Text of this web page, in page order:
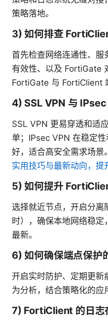
策略落地。
3) 如何排查
首先检查网络连通性、服
有效性、以及 FortiGate
FortiGate 与 FortiClient
4) SSL VPN 与 IPsec
SSL VPN 更易穿透和适
单；IPsec VPN 在稳定
好，适合高安全需求场景
实用技巧与最新动向，提
5) 如何提升
选择就近节点，开启分离
时），确保本地网络稳
最新。
6) 如何确保端点保护
开启实时防护、定期更新
为分析，结合策略化的应
7) FortiClient 的日志